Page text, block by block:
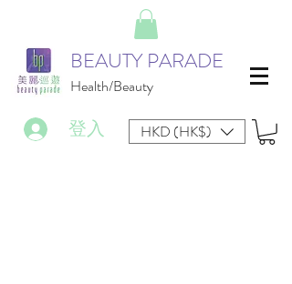
BEAUTY PARADE
Health/Beauty
登入 HKD (HK$)